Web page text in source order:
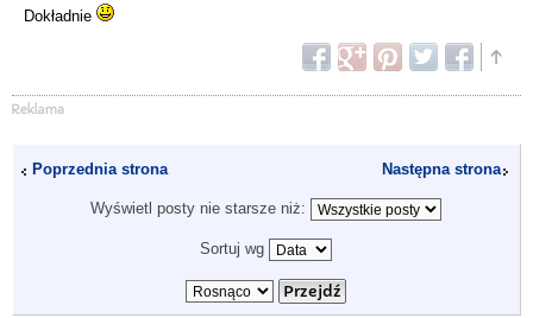
Dokładnie
Poprzednia strona Następna strona
Wyświetl posty nie starsze niż:
Sortuj wg